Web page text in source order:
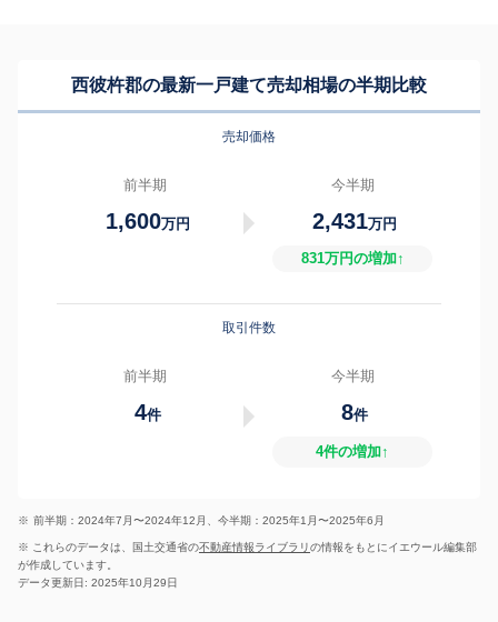
西彼杵郡の最新一戸建て売却相場の半期比較
売却価格
前半期
1,600万円
今半期
2,431万円
831万円の増加↑
取引件数
前半期
4件
今半期
8件
4件の増加↑
※ 前半期：2024年7月〜2024年12月、今半期：2025年1月〜2025年6月
※ これらのデータは、国土交通省の不動産情報ライブラリの情報をもとにイエウール編集部
が作成しています。
データ更新日: 2025年10月29日